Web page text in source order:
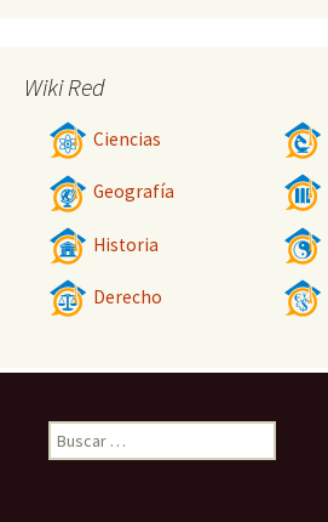
Wiki Red
Ciencias
Geografía
Historia
Derecho
Buscar: